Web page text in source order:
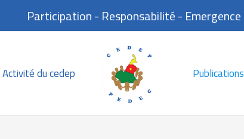
Participation - Responsabilité - Emergence
Activité du cedep Publications